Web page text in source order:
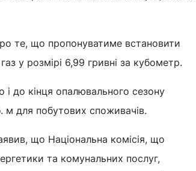
те, що пропонуватиме встановити
у розмірі 6,99 гривні за кубометр.
і до кінця опалювального сезону
м для побутових споживачів.
що Національна комісія, що
та комунальних послуг,